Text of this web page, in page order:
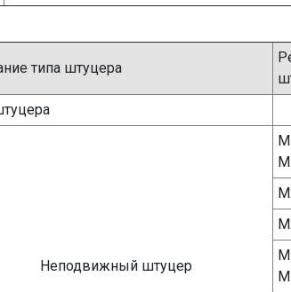
типа штуцера
Неподвижный штуцер